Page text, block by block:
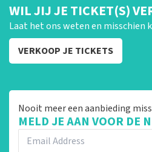
WIL JIJ JE TICKET(S)
Laat het ons weten en misschien
VERKOOP JE TICKETS
Nooit meer een aanbieding
MELD JE AAN VOOR DE